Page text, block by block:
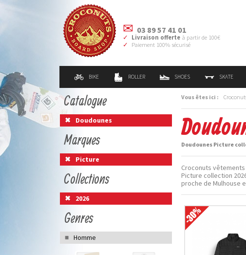
03 89 57 41 01
Livraison offerte à partir de 100€
Paiement 100% sécurisé
BIKE ROLLER SHOES SKATE
Vous êtes ici :
Doudounes Picture
Croconuts
Picture collection
proche de Mulhouse
Catalogue
Doudounes
Marques
Picture
Collections
2026
Genres
Homme